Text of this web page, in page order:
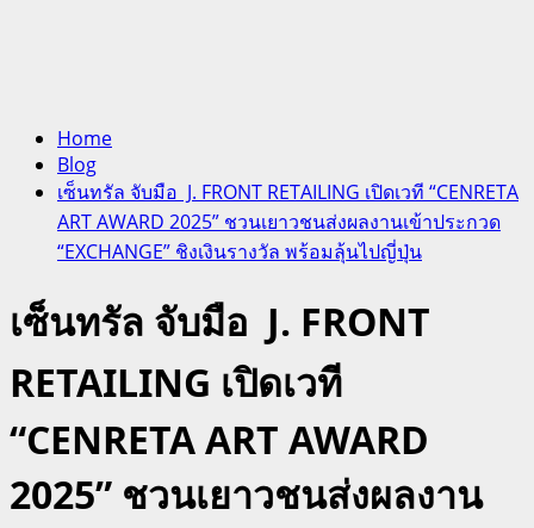
Home
Blog
เซ็นทรัล จับมือ J. FRONT RETAILING เปิดเวที “CENRETA
ART AWARD 2025” ชวนเยาวชนส่งผลงานเข้าประกวด
“EXCHANGE” ชิงเงินรางวัล พร้อมลุ้นไปญี่ปุ่น
เซ็นทรัล จับมือ J. FRONT
RETAILING เปิดเวที
“CENRETA ART AWARD
2025” ชวนเยาวชนส่งผลงาน